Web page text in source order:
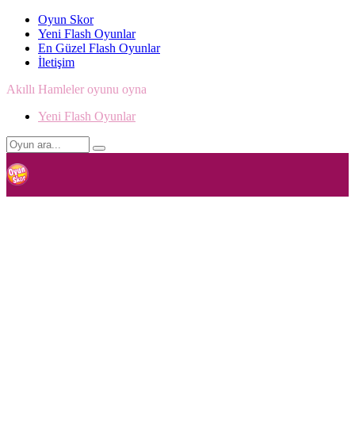
Oyun Skor
Yeni Flash Oyunlar
En Güzel Flash Oyunlar
İletişim
Akıllı Hamleler oyunu oyna
Yeni Flash Oyunlar